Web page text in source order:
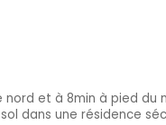
nord et à 8min à pied
dans une résidence